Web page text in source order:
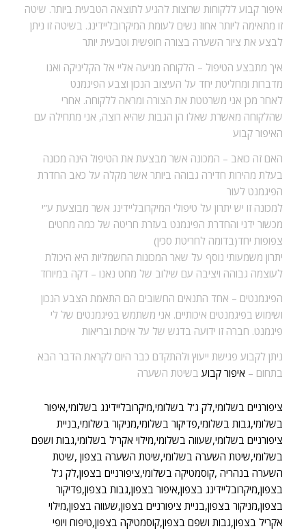
איפור קבוע ללקוחות שרוצות להגיע לתוצאה הטבעית ביותר. שיטה
זו מתאימה ליותר אחוז נשים לעומת המיקרובליידינג. בשיטה זו ניתן
לבצע את ציור השערה בצורה חופשית וטבעית יותר
איך מתבצע הטיפול – הלקוחה מגיעה אליי אל הקליניקה ואנו
מדברות ומחליטת יחד על העיצוב הנכון וצבע הפיגמנט
לאחר מכן אני משרטטת את הצורה ומראה ללקוחה. אחרי
שהלקוחה מאשרת שאלו הן הגבות שהיא רוצה, אני מתחילה עם
האיפור קבוע
האם זה כואב – המכונה אשר מבצעת את הטיפול הינה מכונה
בעלת מהירות חדירה גבוהה ביותר אשר מקלה על כאב החדרת
הפיגמנט לעור
למכונה זו יש יתרון על טיפולי המיקרובליידינג אשר מבוצעת ע”י
מכשור ידני והחדרת הפיגמנט בעזרת חריטה של כמה מחטים
צפופות יחד(בדומה לחריטת סכין)
יתרון משמעותי נוסף על שאר המכונות החשמליות היא היכולת
לעוצמה גבוהה ויציבה עם שילוב של מחט נאנו – דקה במיוחד
הפיגמנטים – אחד התנאים החשובים הם התאמת הצבע הנכון
ושימוש בפיגמנטים איכותיים. אני משתמש בפיגמנטים של לי
פיגמנט. חברה זו ידועה בדגש של על איכות ובריאות
ניתן לקבוע פגישת ייעוץ ולהתקדם כבר היום לקראת הדבר הבא
בתחום – איפור קבועבשיטת השערה
ציפורניים בשלומי,לק ג’ל בשלומי,מיקרובליידינג בשלומי,איפור
בשלומי,גבות בשלומי,פדיקור בשלומי,מניקור בשלומי,בניית
ציפורניים בשלומי,שעווה בשלומי,מילוי אקריל בשלומי,גבות ושפם
בשלומי,שיטת השערה בשלומי,שיטת השערה בצפון ,שיטת
השערה בנהריה ,קוסמטיקה בשלומי,ציפורניים בצפון,לק ג’ל
בצפון,מיקרובליידינג בצפון,איפור בצפון,גבות בצפון,פדיקור
בצפון,מניקור בצפון,בניית ציפורניים בצפון,שעווה בצפון,מילוי
אקריל בצפון,גבות ושפם בצפון,קוסמטיקה בצפון,טיפוח ויופי